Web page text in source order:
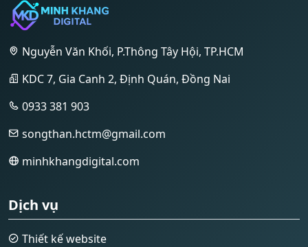
Nguyễn Văn Khối, P.Thông Tây Hội, TP.HCM
KDC 7, Gia Canh 2, Định Quán, Đồng Nai
0933 381 903
songthan.hctm@gmail.com
minhkhangdigital.com
Dịch vụ
Thiết kế website